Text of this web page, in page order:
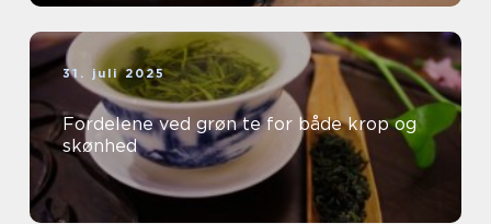
31. juli 2025
Fordelene ved grøn te for både krop og
skønhed